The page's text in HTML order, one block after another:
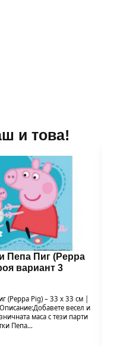
и това!
Пепа Пиг (Peppa
вариант 3
(Peppa Pig) – 33 x 33 см |
весел и
маса с тези парти
Пепа…